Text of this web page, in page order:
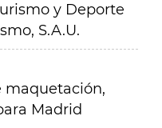
y Deporte
S.A.U.
maquetación,
Madrid